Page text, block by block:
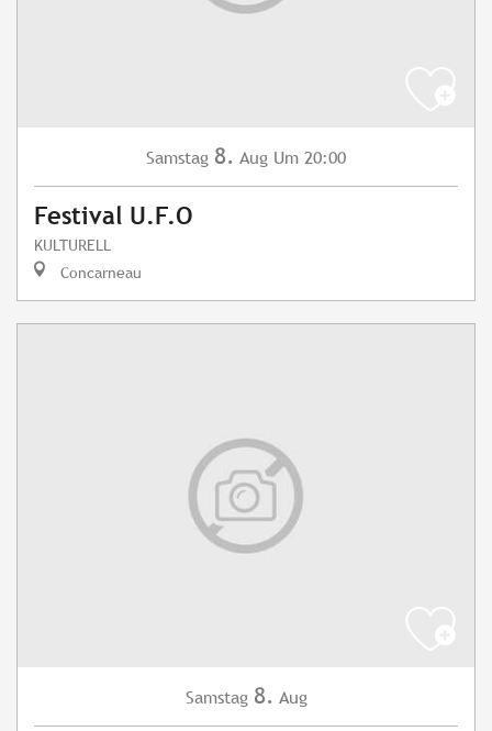
Samstag 8. Aug Um 20:00
Festival U.F.O
KULTURELL
Concarneau
Samstag 8. Aug